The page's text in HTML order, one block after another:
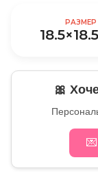
РАЗМЕР
🎀
💌